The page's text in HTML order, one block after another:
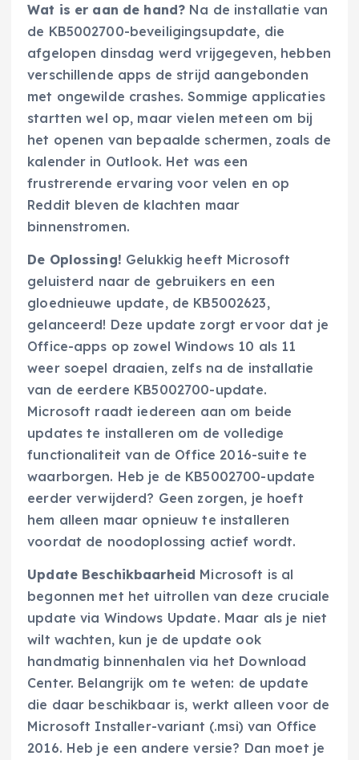
Wat is er aan de hand? Na de installatie van
de KB5002700-beveiligingsupdate, die
afgelopen dinsdag werd vrijgegeven, hebben
verschillende apps de strijd aangebonden
met ongewilde crashes. Sommige applicaties
startten wel op, maar vielen meteen om bij
het openen van bepaalde schermen, zoals de
kalender in Outlook. Het was een
frustrerende ervaring voor velen en op
Reddit bleven de klachten maar
binnenstromen.
De Oplossing! Gelukkig heeft Microsoft
geluisterd naar de gebruikers en een
gloednieuwe update, de KB5002623,
gelanceerd! Deze update zorgt ervoor dat je
Office-apps op zowel Windows 10 als 11
weer soepel draaien, zelfs na de installatie
van de eerdere KB5002700-update.
Microsoft raadt iedereen aan om beide
updates te installeren om de volledige
functionaliteit van de Office 2016-suite te
waarborgen. Heb je de KB5002700-update
eerder verwijderd? Geen zorgen, je hoeft
hem alleen maar opnieuw te installeren
voordat de noodoplossing actief wordt.
Update Beschikbaarheid Microsoft is al
begonnen met het uitrollen van deze cruciale
update via Windows Update. Maar als je niet
wilt wachten, kun je de update ook
handmatig binnenhalen via het Download
Center. Belangrijk om te weten: de update
die daar beschikbaar is, werkt alleen voor de
Microsoft Installer-variant (.msi) van Office
2016. Heb je een andere versie? Dan moet je